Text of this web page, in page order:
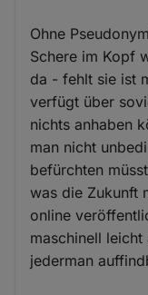
Ohne
Schere im Kopf
da - fehlt sie ist
verfügt über
nichts anhaben
man nicht
befürchten
was die Zukunft
online
maschinell
jederman